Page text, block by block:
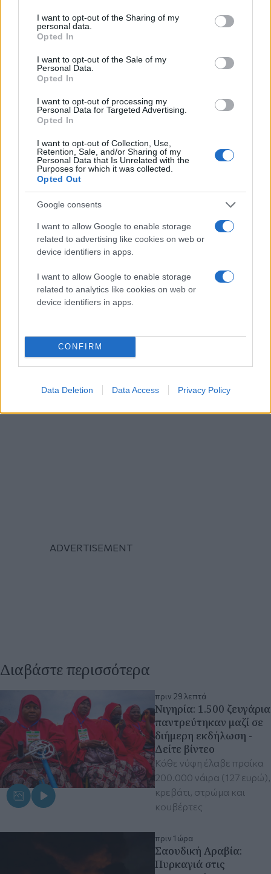
not limited to your visit or usage behaviour. You may click to
grant or deny consent to Google and its third-party tags to
use your data for below specified purposes in below Google
consent section.
I want to opt-out of the Sharing of my
personal data.
Opted In
I want to opt-out of the Sale of my
Personal Data.
Opted In
I want to opt-out of processing my
Personal Data for Targeted Advertising.
Opted In
I want to opt-out of Collection, Use,
Retention, Sale, and/or Sharing of my
Personal Data that Is Unrelated with the
Purposes for which it was collected.
Opted Out
Google consents
I want to allow Google to enable storage
related to advertising like cookies on web or
device identifiers in apps.
I want to allow Google to enable storage
related to analytics like cookies on web or
device identifiers in apps.
CONFIRM
Data Deletion Data Access Privacy Policy
Διαβάστε περισσότερα
πριν 29 λεπτά
Νιγηρία: 1.500 ζευγάρια
παντρεύτηκαν μαζί σε
διήμερη εκδήλωση -
Δείτε βίντεο
Κάθε νύφη έλαβε προίκα
200.000 νάιρα (127 ευρώ),
κρεβάτι, στρώμα και
κουβέρτες
πριν 1 ώρα
Σαουδική Αραβία:
Πυρκαγιά στις